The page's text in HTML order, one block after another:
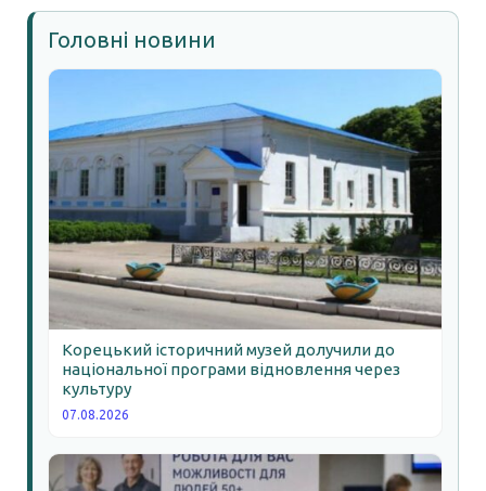
Головні новини
Корецький історичний музей долучили до
національної програми відновлення через
культуру
07.08.2026